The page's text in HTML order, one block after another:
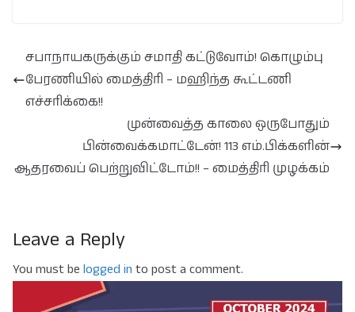
சபாநாயகருக்கும் சமாதி கட்டுவோம்! கொழும்பு
பேரணியில் மைத்திரி – மஹிந்த கூட்டணி
எச்சரிக்கை!!
முன்வைத்த காலை ஒருபோதும்
பின்வைக்கமாட்டேன்! 113 எம்.பிக்களின்
ஆதரவைப் பெற்றுவிட்டோம்!! – மைத்திரி முழக்கம்
Leave a Reply
You must be logged in to post a comment.